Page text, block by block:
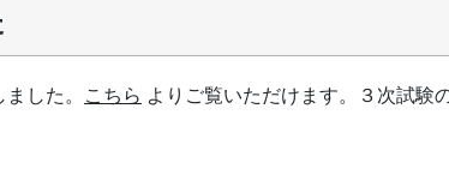
した。 こちら よりご覧いただけます。３次試験